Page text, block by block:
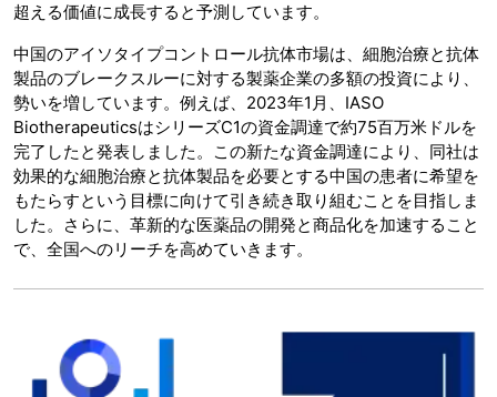
超える価値に成長すると予測しています。
中国のアイソタイプコントロール抗体市場は、細胞治療と抗体
製品のブレークスルーに対する製薬企業の多額の投資により、
勢いを増しています。例えば、2023年1月、IASO
BiotherapeuticsはシリーズC1の資金調達で約75百万米ドルを
完了したと発表しました。この新たな資金調達により、同社は
効果的な細胞治療と抗体製品を必要とする中国の患者に希望を
もたらすという目標に向けて引き続き取り組むことを目指しま
した。さらに、革新的な医薬品の開発と商品化を加速すること
で、全国へのリーチを高めていきます。